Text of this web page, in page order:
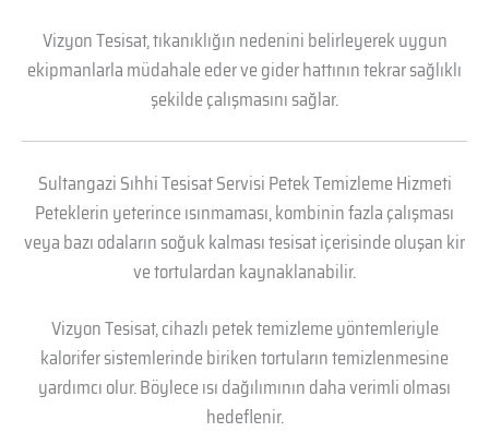
Vizyon Tesisat, tıkanıklığın nedenini belirleyerek uygun
ekipmanlarla müdahale eder ve gider hattının tekrar sağlıklı
şekilde çalışmasını sağlar.
Sultangazi Sıhhi Tesisat Servisi Petek Temizleme Hizmeti
Peteklerin yeterince ısınmaması, kombinin fazla çalışması
veya bazı odaların soğuk kalması tesisat içerisinde oluşan kir
ve tortulardan kaynaklanabilir.
Vizyon Tesisat, cihazlı petek temizleme yöntemleriyle
kalorifer sistemlerinde biriken tortuların temizlenmesine
yardımcı olur. Böylece ısı dağılımının daha verimli olması
hedeflenir.